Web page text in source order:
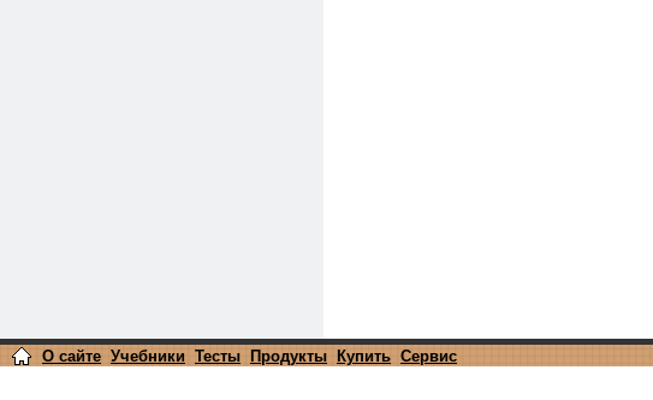
О сайте Учебники Тесты Продукты Купить Сервис